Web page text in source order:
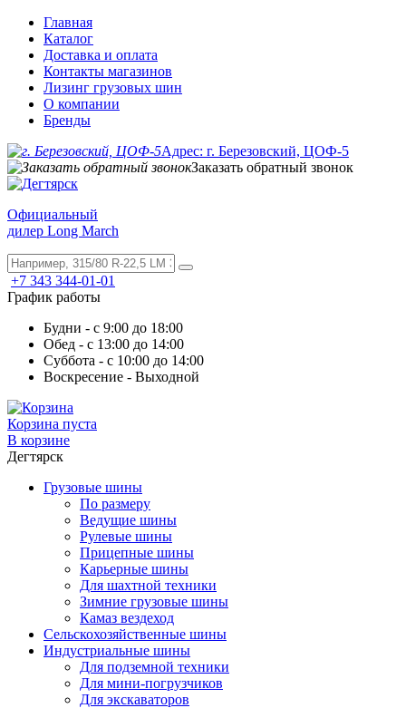
Главная
Каталог
Доставка и оплата
Контакты магазинов
Лизинг грузовых шин
О компании
Бренды
Адрес: г. Березовский, ЦОФ-5
Заказать обратный звонок
Официальный
дилер Long March
+7 343 344-01-01
График работы
Будни - с 9:00 до 18:00
Обед - с 13:00 до 14:00
Суббота - с 10:00 до 14:00
Воскресение - Выходной
Корзина пуста
В корзине
Дегтярск
Грузовые шины
По размеру
Ведущие шины
Рулевые шины
Прицепные шины
Карьерные шины
Для шахтной техники
Зимние грузовые шины
Камаз вездеход
Сельскохозяйственные шины
Индустриальные шины
Для подземной техники
Для мини-погрузчиков
Для экскаваторов